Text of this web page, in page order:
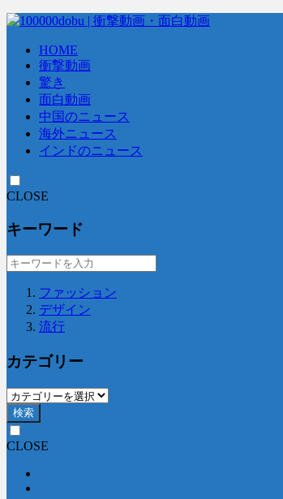
HOME
衝撃動画
驚き
面白動画
中国のニュース
海外ニュース
インドのニュース
CLOSE
キーワード
ファッション
デザイン
流行
カテゴリー
検索
CLOSE